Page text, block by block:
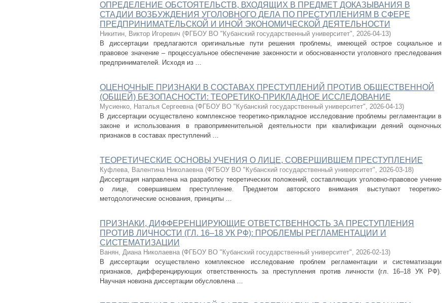
ОПРЕДЕЛЕНИЕ ОБСТОЯТЕЛЬСТВ, ВХОДЯЩИХ В ПРЕДМЕТ ДОКАЗЫВАНИЯ В
СТАДИИ ВОЗБУЖДЕНИЯ УГОЛОВНОГО ДЕЛА ПО ПРЕСТУПЛЕНИЯМ В СФЕРЕ
ПРЕДПРИНИМАТЕЛЬСКОЙ И ИНОЙ ЭКОНОМИЧЕСКОЙ ДЕЯТЕЛЬНОСТИ
Никитин, Виктор Игоревич (ФГБОУ ВО "Кубанский государственный университет", 2026-04-13)
В диссертации предлагаются оригинальные пути решения проблемы, имеющей острое социальное и
правовое значение – процессуальное обеспечение законности и обоснованности уголовного преследования
предпринимателей. Исходя из ...
ОЦЕНОЧНЫЕ ПРИЗНАКИ В СОСТАВАХ ПРЕСТУПЛЕНИЙ ПРОТИВ ОБЩЕСТВЕННОЙ
(ОБЩЕЙ) БЕЗОПАСНОСТИ: ТЕОРЕТИКО-ПРИКЛАДНОЕ ИССЛЕДОВАНИЕ
Мусиенко, Наталья Сергеевна (ФГБОУ ВО "Кубанский государственный университет", 2026-04-13)
В диссертации осуществлено комплексное теоретико-прикладное исследование проблемы регламентации в
законе и использования в правоприменительной деятельности при квалификации деяний оценочных
признаков в составах преступлений ...
ТЕОРЕТИЧЕСКИЕ ОСНОВЫ УЧЕНИЯ О ЛИЦЕ, СОВЕРШИВШЕМ ПРЕСТУПЛЕНИЕ
Куфлева, Валентина Николаевна (ФГБОУ ВО "Кубанский государственный университет", 2026-03-18)
Диссертация направлена на разработку теоретических положений, составляющих уголовно-правовое учение
о лице, совершившем преступление. Предметом авторского внимания выступают теоретико-
методологические основания, принципы ...
ПРИЗНАКИ, ДИФФЕРЕНЦИРУЮЩИЕ ОТВЕТСТВЕННОСТЬ ЗА ПРЕСТУПЛЕНИЯ
ПРОТИВ ЛИЧНОСТИ (ГЛ. 16–18 УК РФ): ПРОБЛЕМЫ РЕГЛАМЕНТАЦИИ И
СИСТЕМАТИЗАЦИИ
Ванян, Диана Николаевна (ФГБОУ ВО "Кубанский государственный университет", 2026-02-13)
В диссертации осуществлено комплексное исследование проблем регламентации и систематизации
признаков, дифференцирующих ответственность за преступления против личности (гл. 16–18 УК РФ).
Научная новизна диссертации обусловлена ...